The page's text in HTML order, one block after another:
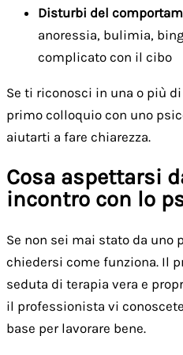
Disturbi del
anoressia, bulimia,
complicato con il cibo
Se ti riconosci in una o più
primo colloquio con uno
aiutarti a fare chiarezza.
Cosa aspettarsi
incontro con lo
Se non sei mai stato da uno
chiedersi come funziona. Il
seduta di terapia vera e
il professionista vi
base per lavorare bene.